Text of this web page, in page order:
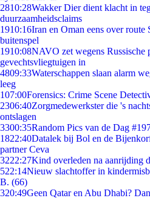
2810:28Wakker Dier dient klacht in
duurzaamheidsclaims
1910:16Iran en Oman eens over
buitenspel
1910:08NAVO zet wegens Russische
gevechtsvliegtuigen in
4809:33Waterschappen slaan alarm
leeg
107:00Forensics: Crime Scene
2306:40Zorgmedewerkster die 's
ontslagen
3300:35Random Pics van de Dag
1822:40Datalek bij Bol en de
partner Ceva
3222:27Kind overleden na aanrijding
522:14Nieuw slachtoffer in
B. (66)
320:49Geen Qatar en Abu Dhabi?